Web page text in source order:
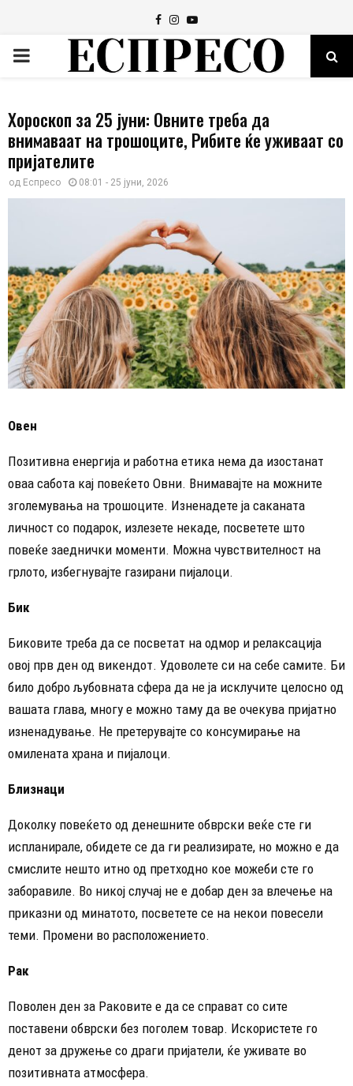
Facebook
Instagram
Youtube
PRIMARY
Хороскоп за 25 јуни: Овните треба да
внимаваат на трошоците, Рибите ќе уживаат со
пријателите
од Еспресо 08:01 - 25 јуни, 2026
Овен
Позитивна енергија и работна етика нема да изостанат
оваа сабота кај повеќето Овни. Внимавајте на можните
зголемувања на трошоците. Изненадете ја саканата
личност со подарок, излезете некаде, посветете што
повеќе заеднички моменти. Можна чувствителност на
грлото, избегнувајте газирани пијалоци.
Бик
Биковите треба да се посветат на одмор и релаксација
овој прв ден од викендот. Удоволете си на себе самите. Би
било добро љубовната сфера да не ја исклучите целосно од
вашата глава, многу е можно таму да ве очекува пријатно
изненадување. Не претерувајте со консумирање на
омилената храна и пијалоци.
Близнаци
Доколку повеќето од денешните обврски веќе сте ги
испланирале, обидете се да ги реализирате, но можно е да
смислите нешто итно од претходно кое можеби сте го
заборавиле. Во никој случај не е добар ден за влечење на
приказни од минатото, посветете се на некои повесели
теми. Промени во расположението.
Рак
Поволен ден за Раковите е да се справат со сите
поставени обврски без поголем товар. Искористете го
денот за дружење со драги пријатели, ќе уживате во
позитивната атмосфера.